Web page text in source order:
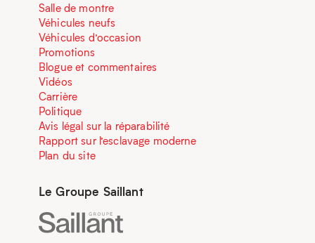
Salle de montre
Véhicules neufs
Véhicules d’occasion
Promotions
Blogue et commentaires
Vidéos
Carrière
Politique
Avis légal sur la réparabilité
Rapport sur l’esclavage moderne
Plan du site
Le Groupe Saillant